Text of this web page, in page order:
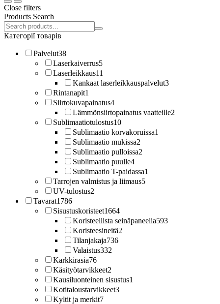
Close filters
Products Search
Search
products:
Категорії товарів
Palvelut38
Laserkaiverrus5
Laserleikkaus11
Kankaat laserleikkauspalvelut3
Rintanapit1
Siirtokuvapainatus4
Lämmönsiirtopainatus vaatteille2
Sublimaatiotulostus10
Sublimaatio korvakoruissa1
Sublimaatio mukissa2
Sublimaatio pulloissa2
Sublimaatio puulle4
Sublimaatio T-paidassa1
Tarrojen valmistus ja liimaus5
UV-tulostus2
Tavarat1786
Sisustuskoristeet1664
Koristeellista seinäpaneelia593
Koristeesineitä2
Tilanjakaja736
Valaistus332
Karkkirasia76
Käsityötarvikkeet2
Kausiluonteinen sisustus1
Kotitaloustarvikkeet3
Kyltit ja merkit7